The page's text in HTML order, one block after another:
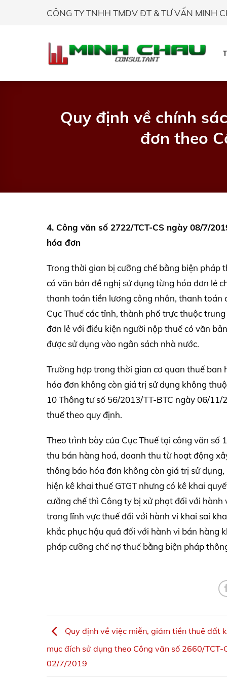
CÔNG TY TNHH TMDV ĐT & TƯ VẤN MINH
Quy định về chính
đơn theo
4. Công văn số 2722/TCT-CS ngày 08/7/
hóa đơn
Trong thời gian bị cưỡng chế bằng biện
có văn bản đề nghị sử dụng từng hóa đơn lẻ
thanh toán tiền lương công nhân, thanh toán
Cục Thuế các tỉnh, thành phố trực thuộc
đơn lẻ với điều kiện người nộp thuế có văn
được sử dụng vào ngân sách nhà nước.
Trường hợp trong thời gian cơ quan thuế
hóa đơn không còn giá trị sử dụng không
10 Thông tư số 56/2013/TT-BTC ngày 06/
thuế theo quy định.
Theo trình bày của Cục Thuế tại công văn số
thu bán hàng hoá, doanh thu từ hoạt động
thông báo hóa đơn không còn giá trị sử
hiện kê khai thuế GTGT nhưng có kê khai
cưỡng chế thì Công ty bị xử phạt đối với
trong lĩnh vực thuế đối với hành vi khai sai
khắc phục hậu quả đối với hành vi bán hàng
pháp cưỡng chế nợ thuế bằng biện pháp
Quy định về việc miễn, giảm tiền thuê đất
mục đích sử dụng theo Công văn số 2660/TCT-
02/7/2019